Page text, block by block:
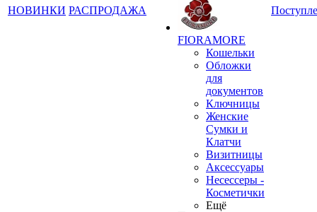
НОВИНКИ РАСПРОДАЖА
FIORAMORE
Кошельки
Обложки
для
документов
Ключницы
Женские
Сумки и
Клатчи
Визитницы
Аксессуары
Несессеры -
Косметички
Ещё